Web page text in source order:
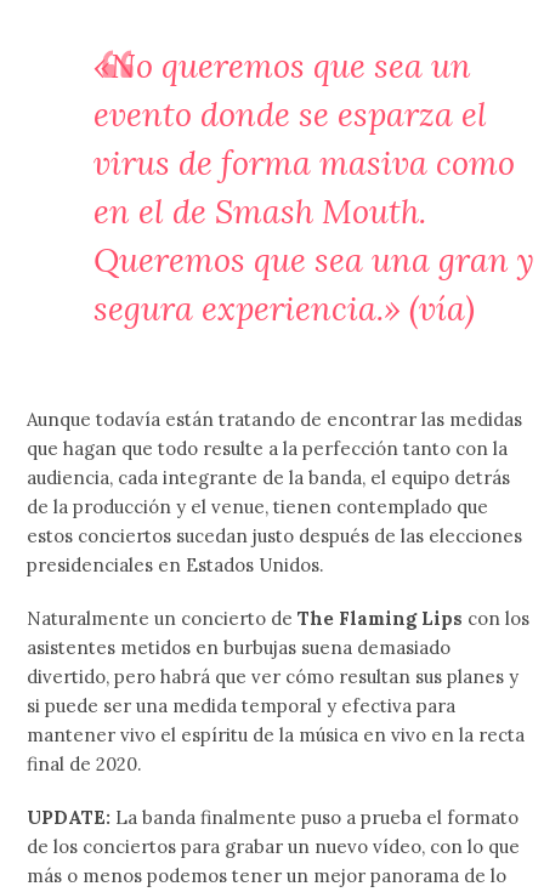
«No queremos que sea un
evento donde se esparza el
virus de forma masiva como
en el de Smash Mouth.
Queremos que sea una gran y
segura experiencia.» (vía)
Aunque todavía están tratando de encontrar las medidas
que hagan que todo resulte a la perfección tanto con la
audiencia, cada integrante de la banda, el equipo detrás
de la producción y el venue, tienen contemplado que
estos conciertos sucedan justo después de las elecciones
presidenciales en Estados Unidos.
Naturalmente un concierto deThe Flaming Lips con los
asistentes metidos en burbujas suena demasiado
divertido, pero habrá que ver cómo resultan sus planes y
si puede ser una medida temporal y efectiva para
mantener vivo el espíritu de la música en vivo en la recta
final de 2020.
UPDATE: La banda finalmente puso a prueba el formato
de los conciertos para grabar un nuevo vídeo, con lo que
más o menos podemos tener un mejor panorama de lo